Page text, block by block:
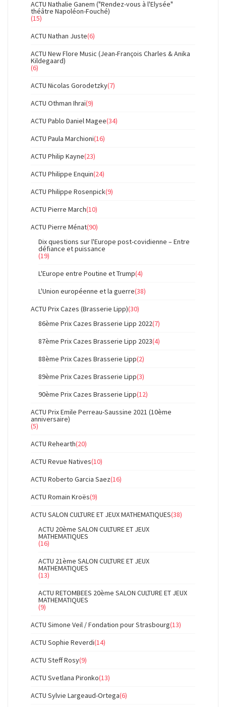
ACTU Nathalie Ganem ("Rendez-vous à l'Elysée"
théâtre Napoléon-Fouché)
(15)
ACTU Nathan Juste(6)
ACTU New Flore Music (Jean-François Charles & Anika
Kildegaard)
(6)
ACTU Nicolas Gorodetzky(7)
ACTU Othman Ihraï(9)
ACTU Pablo Daniel Magee(34)
ACTU Paula Marchioni(16)
ACTU Philip Kayne(23)
ACTU Philippe Enquin(24)
ACTU Philippe Rosenpick(9)
ACTU Pierre March(10)
ACTU Pierre Ménat(90)
Dix questions sur l'Europe post-covidienne – Entre
défiance et puissance
(19)
L'Europe entre Poutine et Trump(4)
L'Union européenne et la guerre(38)
ACTU Prix Cazes (Brasserie Lipp)(30)
86ème Prix Cazes Brasserie Lipp 2022(7)
87ème Prix Cazes Brasserie Lipp 2023(4)
88ème Prix Cazes Brasserie Lipp(2)
89ème Prix Cazes Brasserie Lipp(3)
90ème Prix Cazes Brasserie Lipp(12)
ACTU Prix Emile Perreau-Saussine 2021 (10ème
anniversaire)
(5)
ACTU Rehearth(20)
ACTU Revue Natives(10)
ACTU Roberto Garcia Saez(16)
ACTU Romain Kroës(9)
ACTU SALON CULTURE ET JEUX MATHEMATIQUES(38)
ACTU 20ème SALON CULTURE ET JEUX
MATHEMATIQUES
(16)
ACTU 21ème SALON CULTURE ET JEUX
MATHEMATIQUES
(13)
ACTU RETOMBEES 20ème SALON CULTURE ET JEUX
MATHEMATIQUES
(9)
ACTU Simone Veil / Fondation pour Strasbourg(13)
ACTU Sophie Reverdi(14)
ACTU Steff Rosy(9)
ACTU Svetlana Pironko(13)
ACTU Sylvie Largeaud-Ortega(6)